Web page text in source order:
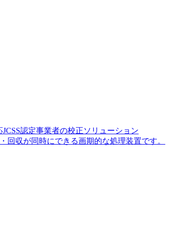
認定事業者の校正ソリューション
回収が同時にできる画期的な処理装置です。